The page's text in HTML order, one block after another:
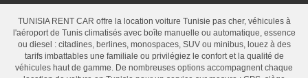
TUNISIA RENT CAR offre la location voiture Tunisie pas cher, véhicules à
l'aéroport de Tunis climatisés avec boîte manuelle ou automatique, essence
ou diesel : citadines, berlines, monospaces, SUV ou minibus, louez à des
tarifs imbattables une familiale ou privilégiez le confort et la qualité de
véhicules haut de gamme. De nombreuses options accompagnent chaque